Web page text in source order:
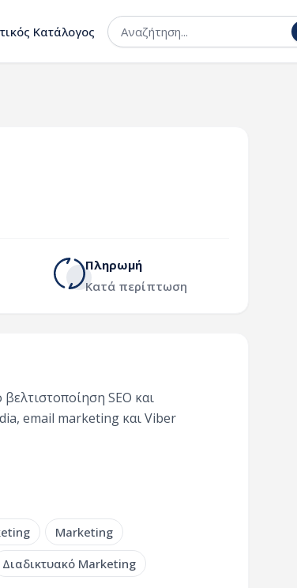
Κατάλογος
Πληρωμή
Κατά περίπτωση
SEO και
email marketing και Viber
Marketing
Διαδικτυακό Marketing